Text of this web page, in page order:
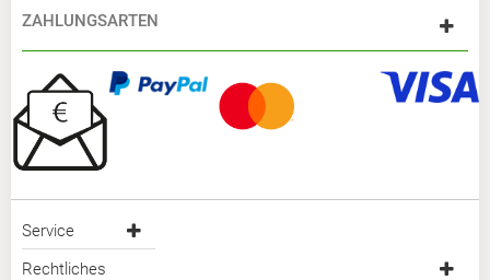
ZAHLUNGSARTEN
Service
Rechtliches